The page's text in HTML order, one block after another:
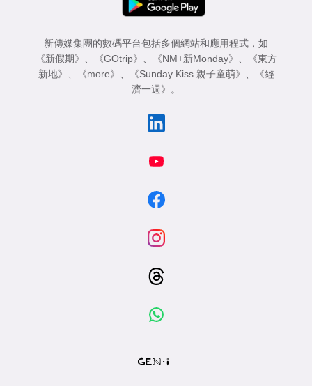
新傳媒集團的數碼平台包括多個網站和應用程式，如
《新假期》 、 《GOtrip》 、 《NM+新Monday》 、
《東方
新地》 、 《more》 、 《Sunday Kiss 親子童萌》 、
《經
濟一週》 。